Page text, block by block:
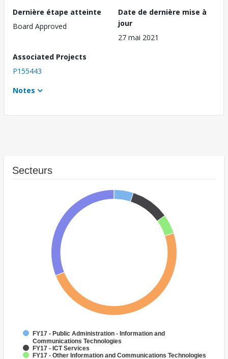
Dernière étape atteinte
Board Approved
Date de dernière mise à
jour
27 mai 2021
Associated Projects
P155443
Notes
Secteurs
FY17 - Public Administration - Information and
Communications Technologies
FY17 - ICT Services
FY17 - Other Information and Communications Technologies